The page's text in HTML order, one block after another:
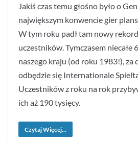
Jakiś czas temu głośno było o Gen
największym konwencie gier
W tym roku padł tam nowy
uczestników. Tymczasem niecałe
naszego kraju (od roku 1983!), za
odbędzie się Internationale
Uczestników z roku na rok
ich aż 190 tysięcy.
Czytaj Więcej...